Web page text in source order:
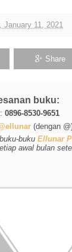
January 11, 2021
Share
buku:
0896-8530-9651
(dengan
bukuEllunar
awal bulan